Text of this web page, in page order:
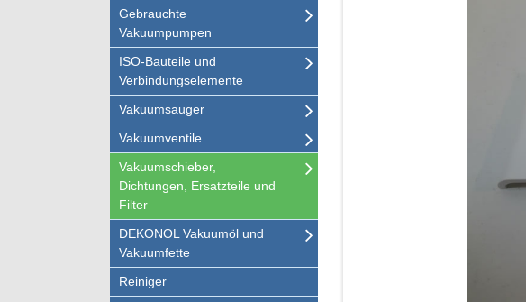
Gebrauchte
Vakuumpumpen
ISO-Bauteile und
Verbindungselemente
Vakuumsauger
Vakuumventile
Vakuumschieber,
Dichtungen, Ersatzteile und
Filter
DEKONOL Vakuumöl und
Vakuumfette
Reiniger